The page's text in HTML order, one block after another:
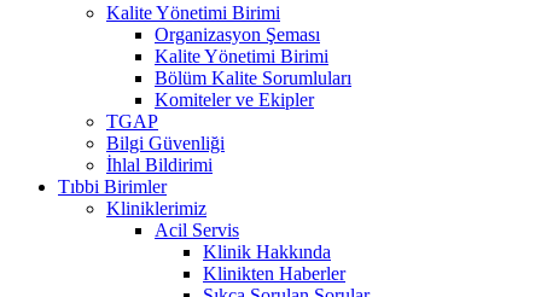
Kalite Yönetimi Birimi
Organizasyon Şeması
Kalite Yönetimi Birimi
Bölüm Kalite Sorumluları
Komiteler ve Ekipler
TGAP
Bilgi Güvenliği
İhlal Bildirimi
Tıbbi Birimler
Kliniklerimiz
Acil Servis
Klinik Hakkında
Klinikten Haberler